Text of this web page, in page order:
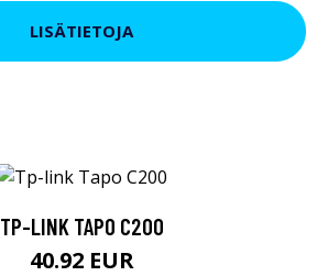
LISÄTIETOJA
TP-LINK TAPO C200
40.92 EUR